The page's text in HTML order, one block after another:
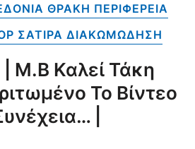
ΘΡΑΚΗ ΠΕΡΙΦΕΡΕΙΑ
ΣΑΤΙΡΑ ΔΙΑΚΩΜΩΔΗΣΗ
Μ.Β Καλεί Τάκη
Το Βίντεο
|